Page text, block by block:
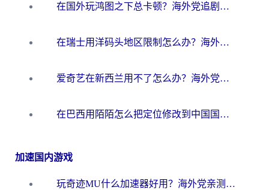
在国外玩鸿图之下总卡顿？海外党追剧听歌的3个实用解决方案
在瑞士用洋码头地区限制怎么办？海外华人必看的回国加速全攻略
爱奇艺在新西兰用不了怎么办？海外党亲测有效的回国加速方案
在巴西用陌陌怎么把定位修改到中国国内？海外党必看的回国加速全攻略
加速国内游戏
玩奇迹MU什么加速器好用？海外党亲测：这款加速器让你告别延迟卡顿！